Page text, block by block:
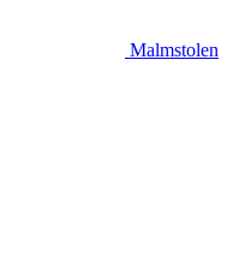
Malmstolen